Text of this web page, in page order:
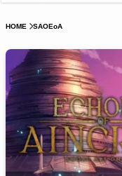
HOME SAOEoA